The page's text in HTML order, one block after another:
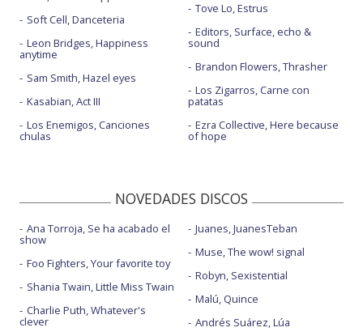
Soft Cell, Danceteria
Leon Bridges, Happiness
anytime
Sam Smith, Hazel eyes
Kasabian, Act III
Los Enemigos, Canciones
chulas
Tove Lo, Estrus
Editors, Surface, echo &
sound
Brandon Flowers, Thrasher
Los Zigarros, Carne con
patatas
Ezra Collective, Here because
of hope
NOVEDADES DISCOS
Ana Torroja, Se ha acabado el
show
Foo Fighters, Your favorite toy
Shania Twain, Little Miss Twain
Charlie Puth, Whatever's
clever
Juanes, JuanesTeban
Muse, The wow! signal
Robyn, Sexistential
Malú, Quince
Andrés Suárez, Lúa